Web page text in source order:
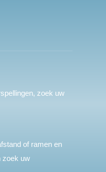
zoek uw
of ramen en
zoek uw